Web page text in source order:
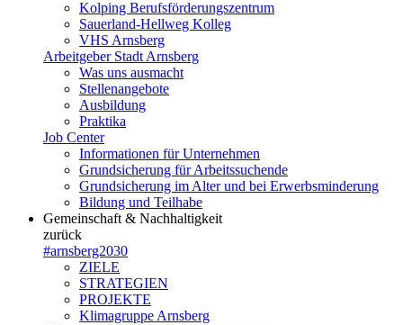
Kolping Berufsförderungszentrum
Sauerland-Hellweg Kolleg
VHS Arnsberg
Arbeitgeber Stadt Arnsberg
Was uns ausmacht
Stellenangebote
Ausbildung
Praktika
Job Center
Informationen für Unternehmen
Grundsicherung für Arbeitssuchende
Grundsicherung im Alter und bei Erwerbsminderung
Bildung und Teilhabe
Gemeinschaft & Nachhaltigkeit
zurück
#arnsberg2030
ZIELE
STRATEGIEN
PROJEKTE
Klimagruppe Arnsberg